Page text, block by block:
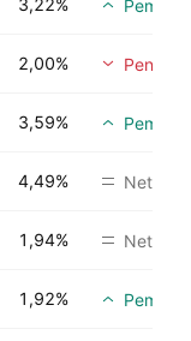
3,22%
2,00%
3,59%
4,49% Netral
1,94% Netral
1,92%